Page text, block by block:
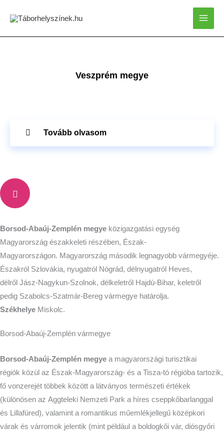
Veszprém megye
Tovább olvasom
Borsod-Abaúj-Zemplén megye közigazgatási egység
Magyarország északkeleti részében, Észak-
Magyarországon. Magyarország második legnagyobb vármegyéje.
Északról Szlovákia, nyugatról Nógrád, délnyugatról Heves,
délről Jász-Nagykun-Szolnok, délkeletről Hajdú-Bihar, keletről
pedig Szabolcs-Szatmár-Bereg vármegye határolja.
Székhelye Miskolc.
Borsod-Abaúj-Zemplén vármegye
Borsod-Abaúj-Zemplén megye a magyarországi turisztikai
régiók közül az Észak-Magyarország- és a Tisza-tó régióba tartozik,
fő vonzerejét többek között a látványos természeti értékek
(különösen az Aggteleki Nemzeti Park a híres cseppkőbarlanggal
és Lillafüred), valamint a romantikus műemlékjellegű középkori
várak és várromok jelentik (mint például a boldogkői vár, diósgyőri